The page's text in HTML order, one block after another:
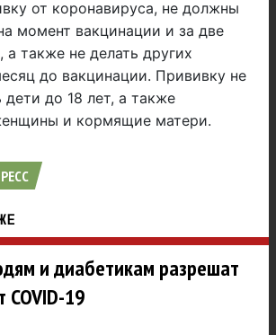
от коронавируса, не должны
момент вакцинации и за две
а также не делать других
до вакцинации. Прививку не
дети до 18 лет, а также
и кормящие матери.
и диабетикам разрешат
COVID-19